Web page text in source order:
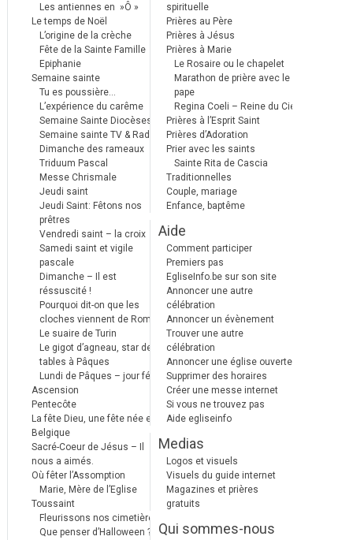
Les antiennes en »Ô »
Le temps de Noël
L’origine de la crèche
Fête de la Sainte Famille
Epiphanie
Semaine sainte
Tu es poussière…
L’expérience du carême
Semaine Sainte Diocèses
Semaine sainte TV & Radio
Dimanche des rameaux
Triduum Pascal
Messe Chrismale
Jeudi saint
Jeudi Saint: Fêtons nos
prêtres
Vendredi saint – la croix
Samedi saint et vigile
pascale
Dimanche – Il est
réssuscité !
Pourquoi dit-on que les
cloches viennent de Rome ?
Le suaire de Turin
Le gigot d’agneau, star des
tables à Pâques
Lundi de Pâques – jour férié
Ascension
Pentecôte
La fête Dieu, une fête née en
Belgique
Sacré-Coeur de Jésus – Il
nous a aimés.
Où fêter l’Assomption
Marie, Mère de l’Eglise
Toussaint
Fleurissons nos cimetières
Que penser d’Halloween ?
spirituelle
Prières au Père
Prières à Jésus
Prières à Marie
Le Rosaire ou le chapelet
Marathon de prière avec le
pape
Regina Coeli – Reine du Ciel
Prières à l’Esprit Saint
Prières d’Adoration
Prier avec les saints
Sainte Rita de Cascia
Traditionnelles
Couple, mariage
Enfance, baptême
Aide
Comment participer
Premiers pas
EgliseInfo.be sur son site
Annoncer une autre
célébration
Annoncer un évènement
Trouver une autre
célébration
Annoncer une église ouverte
Supprimer des horaires
Créer une messe internet
Si vous ne trouvez pas
Aide egliseinfo
Medias
Logos et visuels
Visuels du guide internet
Magazines et prières
gratuits
Qui sommes-nous